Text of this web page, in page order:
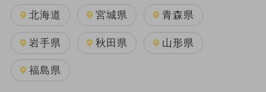
北海道 宮城県 青森県
岩手県 秋田県 山形県
福島県